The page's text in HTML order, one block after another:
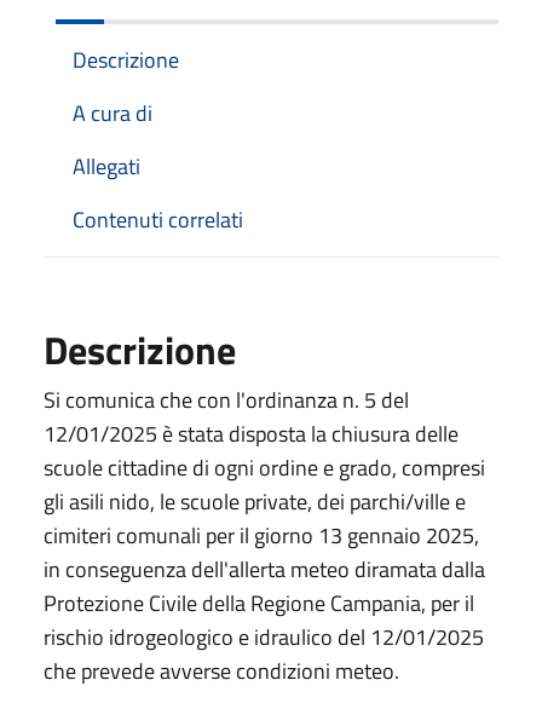
Descrizione
A cura di
Allegati
Contenuti correlati
Descrizione
Si comunica che con l'ordinanza n. 5 del
12/01/2025 è stata disposta la chiusura delle
scuole cittadine di ogni ordine e grado, compresi
gli asili nido, le scuole private, dei parchi/ville e
cimiteri comunali per il giorno 13 gennaio 2025,
in conseguenza dell'allerta meteo diramata dalla
Protezione Civile della Regione Campania, per il
rischio idrogeologico e idraulico del 12/01/2025
che prevede avverse condizioni meteo.